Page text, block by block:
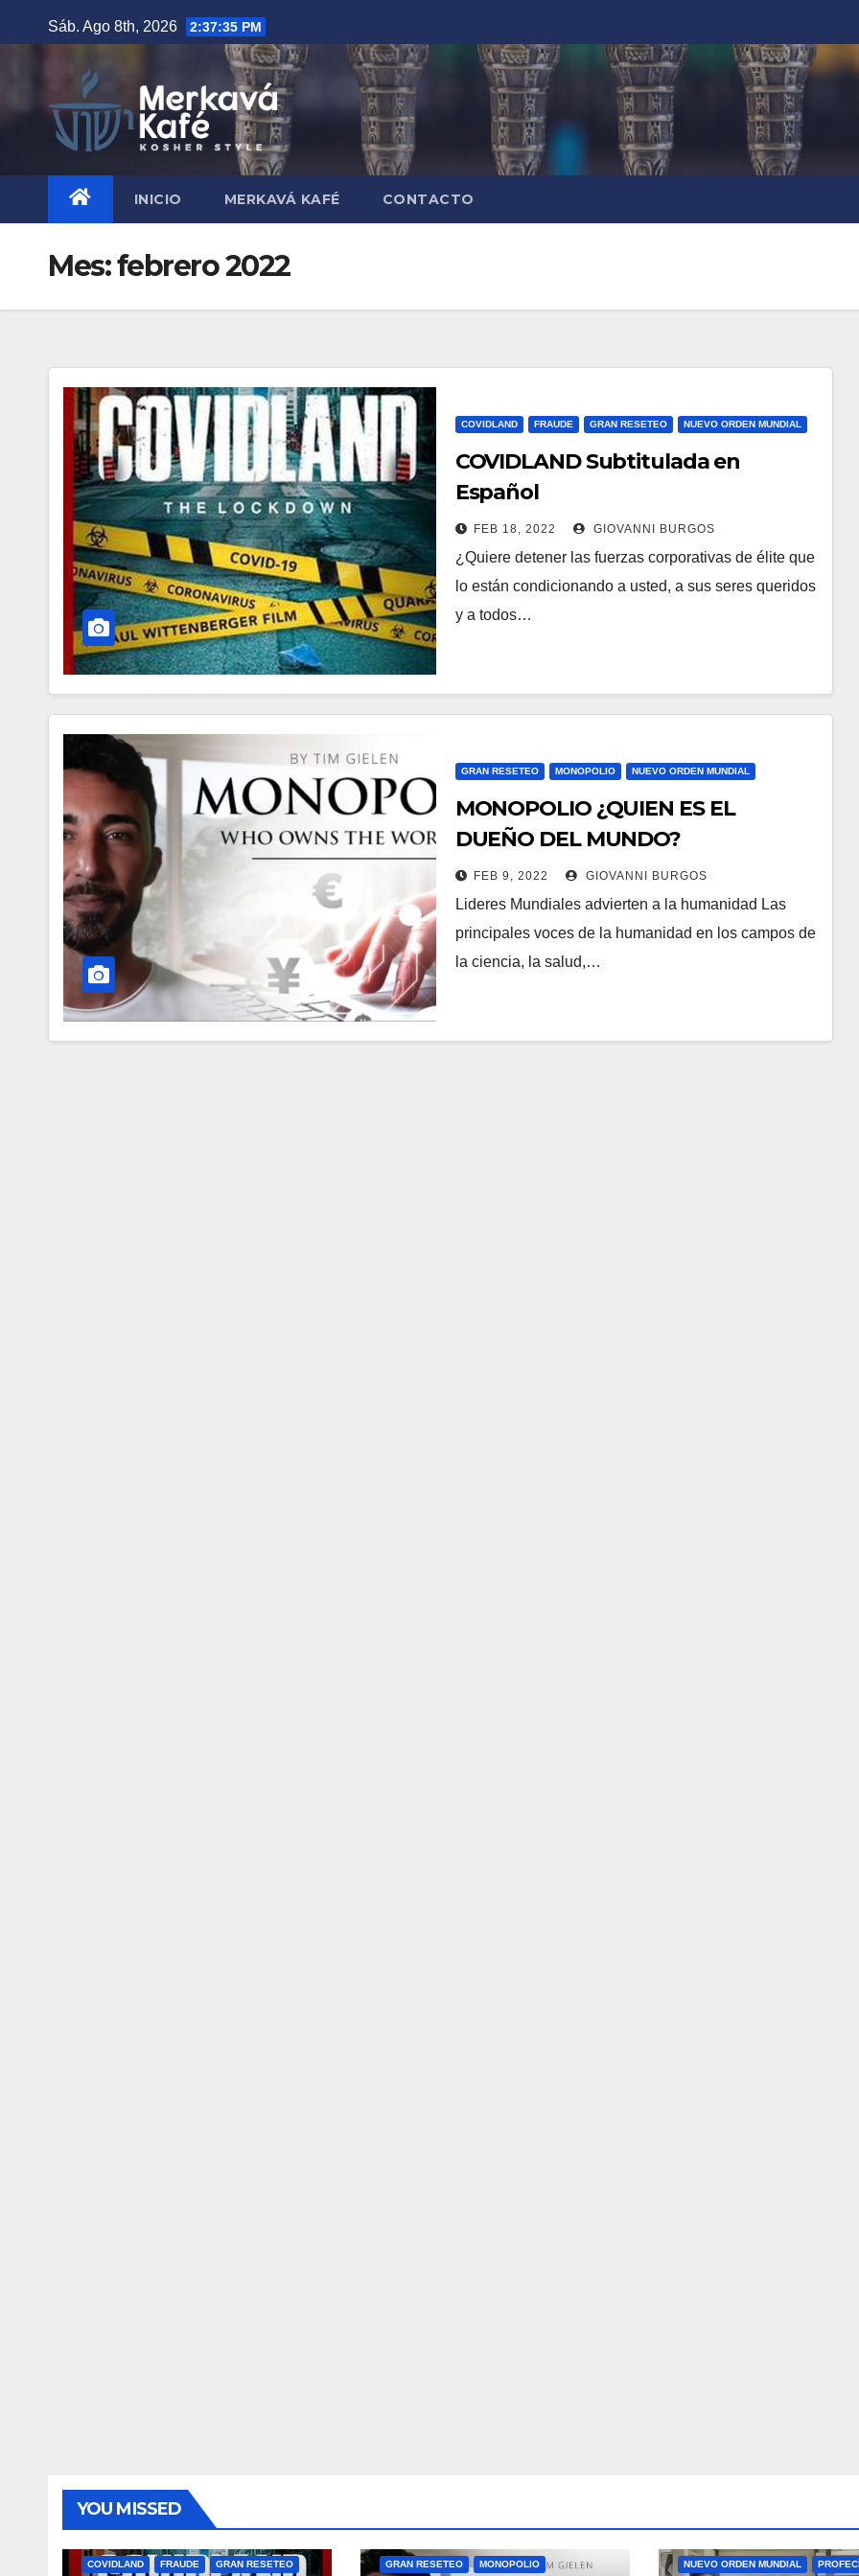
al
Sáb. Ago 8th, 2026 2:37:36 PM
INICIO MERKAVÁ KAFÉ CONTACTO
Mes:febrero 2022
COVIDLAND FRAUDE GRAN RESETEO NUEVO ORDEN MUNDIAL
COVIDLAND Subtitulada en
Español
FEB 18, 2022 GIOVANNI BURGOS
¿Quiere detener las fuerzas corporativas de élite que
lo están condicionando a usted, a sus seres queridos
y a todos…
GRAN RESETEO MONOPOLIO NUEVO ORDEN MUNDIAL
MONOPOLIO ¿QUIEN ES EL
DUEÑO DEL MUNDO?
FEB 9, 2022 GIOVANNI BURGOS
Lideres Mundiales advierten a la humanidad Las
principales voces de la humanidad en los campos de
la ciencia, la salud,…
YOU MISSED
COVIDLAND FRAUDE GRAN RESETEO GRAN RESETEO MONOPOLIO NUEVO ORDEN MUNDIAL